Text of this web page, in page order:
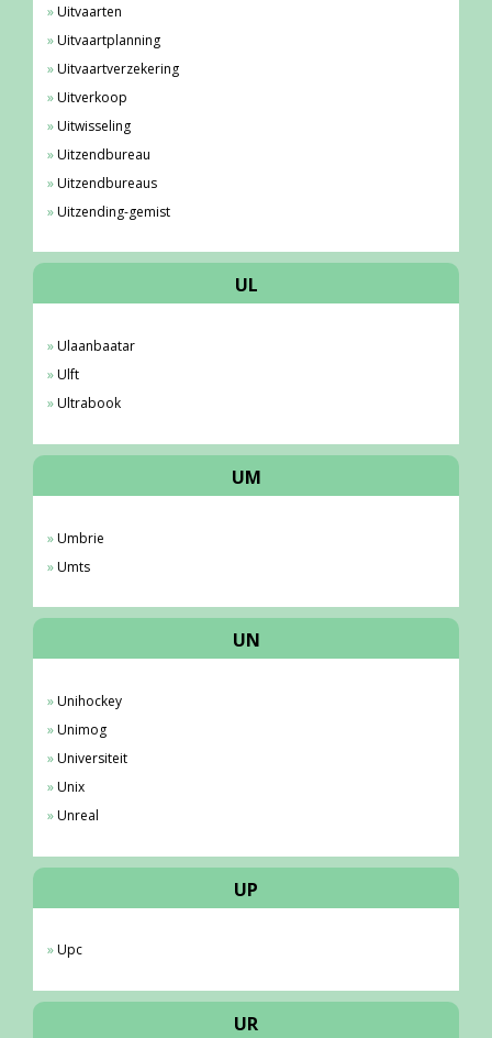
Uitvaarten
Uitvaartplanning
Uitvaartverzekering
Uitverkoop
Uitwisseling
Uitzendbureau
Uitzendbureaus
Uitzending-gemist
UL
Ulaanbaatar
Ulft
Ultrabook
UM
Umbrie
Umts
UN
Unihockey
Unimog
Universiteit
Unix
Unreal
UP
Upc
UR